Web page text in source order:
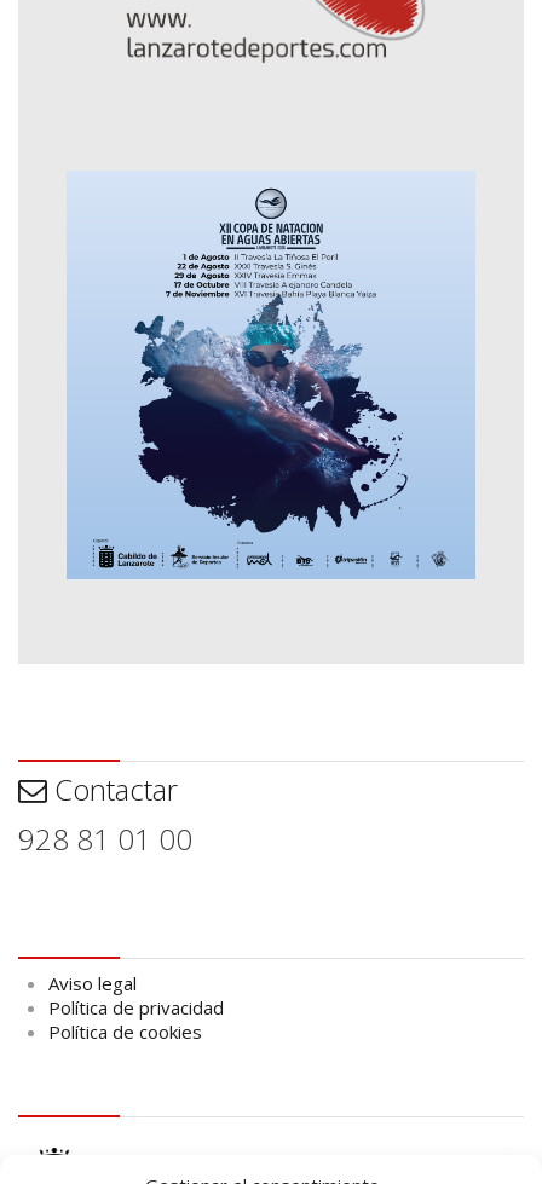
Contactar
928 81 01 00
Aviso legal
Política de privacidad
Política de cookies